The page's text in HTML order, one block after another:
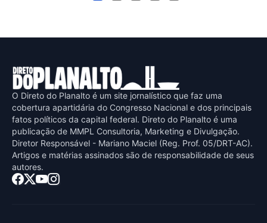
O Direto do Planalto é um site jornalístico que faz uma
cobertura apartidária do Congresso Nacional e dos principais
fatos políticos da capital federal. Direto do Planalto é uma
publicaçāo de MMPL Consultoria, Marketing e Divulgaçāo.
Diretor Responsável - Mariano Maciel (Reg. Prof. 05/DRT-AC).
Artigos e matérias assinados sāo de responsabilidade de seus
autores.